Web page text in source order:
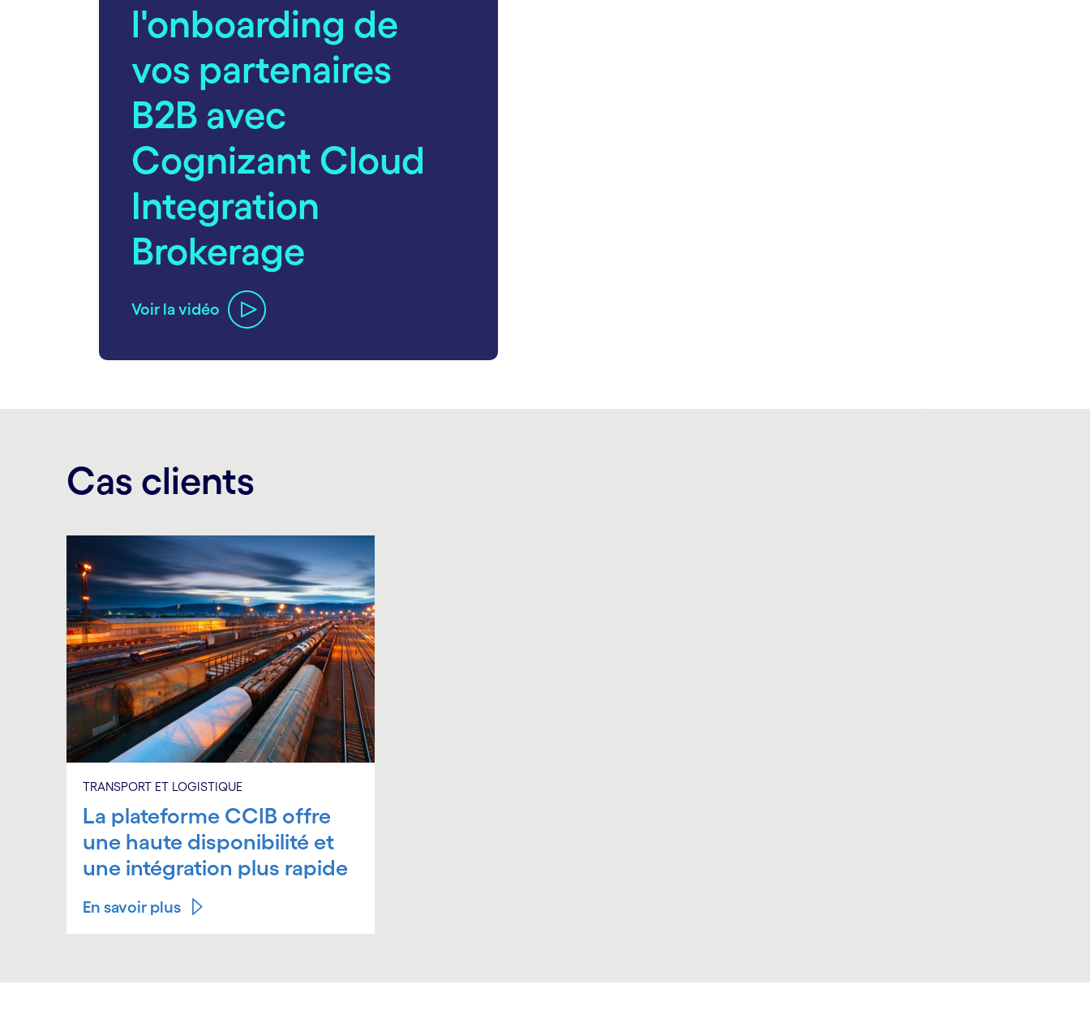
l'onboarding de
vos partenaires
B2B avec
Cognizant Cloud
Integration
Brokerage
Voir la vidéo
Cas clients
TRANSPORT ET LOGISTIQUE
La plateforme CCIB offre
une haute disponibilité et
une intégration plus rapide
En savoir plus